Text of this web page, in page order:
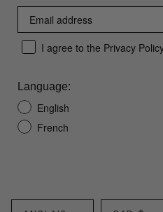
I agree to the Privacy
Language:
English
French
Langue